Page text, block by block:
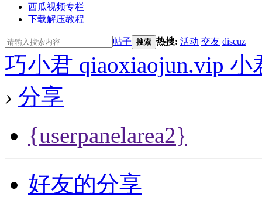
西瓜视频专栏
下载解压教程
帖子 搜索 热搜: 活动 交友 discuz
巧小君 qiaoxiaojun.vip
› 分享
{userpanelarea2}
好友的分享